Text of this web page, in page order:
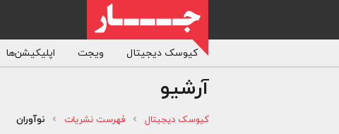
کیوسک دیجیتال ویجت اپلیکیشن‌ها
آرشیو
کیوسک دیجیتال فهرست نشریات نوآوران